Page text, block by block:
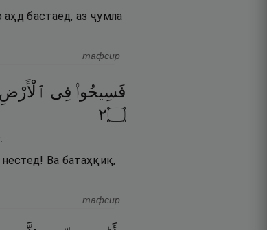
бастаед, аз ҷумла
тафсир
فَسِيحُوا۟ فِى ٱلْأَرْضِ
۝٢
Ва батаҳқиқ,
тафсир